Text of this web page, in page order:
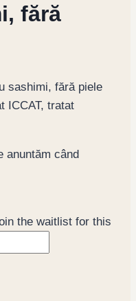
fără
sashimi, fără piele
ICCAT, tratat
anuntăm când
the waitlist for this